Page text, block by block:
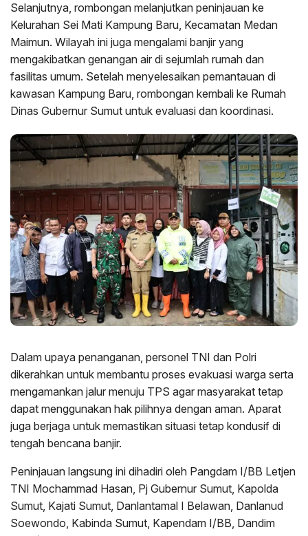
Selanjutnya, rombongan melanjutkan peninjauan ke
Kelurahan Sei Mati Kampung Baru, Kecamatan Medan
Maimun. Wilayah ini juga mengalami banjir yang
mengakibatkan genangan air di sejumlah rumah dan
fasilitas umum. Setelah menyelesaikan pemantauan di
kawasan Kampung Baru, rombongan kembali ke Rumah
Dinas Gubernur Sumut untuk evaluasi dan koordinasi.
Dalam upaya penanganan, personel TNI dan Polri
dikerahkan untuk membantu proses evakuasi warga serta
mengamankan jalur menuju TPS agar masyarakat tetap
dapat menggunakan hak pilihnya dengan aman. Aparat
juga berjaga untuk memastikan situasi tetap kondusif di
tengah bencana banjir.
Peninjauan langsung ini dihadiri oleh Pangdam I/BB Letjen
TNI Mochammad Hasan, Pj Gubernur Sumut, Kapolda
Sumut, Kajati Sumut, Danlantamal I Belawan, Danlanud
Soewondo, Kabinda Sumut, Kapendam I/BB, Dandim